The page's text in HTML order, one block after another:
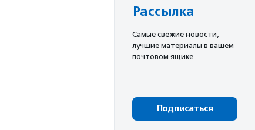
Рассылка
Cамые свежие новости,
лучшие материалы в вашем
почтовом ящике
Подписаться